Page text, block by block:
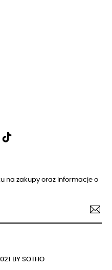
na zakupy oraz informacje o
BY SOTHO